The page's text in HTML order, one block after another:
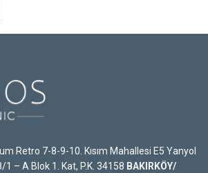
Retro 7-8-9-10. Kısım Mahallesi E5 Yanyol
1 – A Blok 1. Kat, P.K. 34158 BAKIRKÖY/